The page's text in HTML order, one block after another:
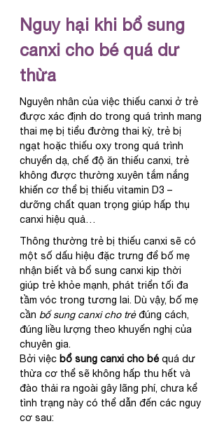
Nguy hại khi bổ sung
canxi cho bé quá dư
thừa
Nguyên nhân của việc thiếu canxi ở trẻ
được xác định do trong quá trình mang
thai mẹ bị tiểu đường thai kỳ, trẻ bị
ngạt hoặc thiếu oxy trong quá trình
chuyển dạ, chế độ ăn thiếu canxi, trẻ
không được thường xuyên tắm nắng
khiến cơ thể bị thiếu vitamin D3 –
dưỡng chất quan trọng giúp hấp thụ
canxi hiệu quả…
Thông thường trẻ bị thiếu canxi sẽ có
một số dấu hiệu đặc trưng để bố mẹ
nhận biết và bổ sung canxi kịp thời
giúp trẻ khỏe mạnh, phát triển tối đa
tầm vóc trong tương lai. Dù vậy, bố mẹ
cần bổ sung canxi cho trẻ đúng cách,
đúng liều lượng theo khuyến nghị của
chuyên gia.
Bởi việc bổ sung canxi cho bé quá dư
thừa cơ thể sẽ không hấp thu hết và
đào thải ra ngoài gây lãng phí, chưa kể
tình trạng này có thể dẫn đến các nguy
cơ sau: